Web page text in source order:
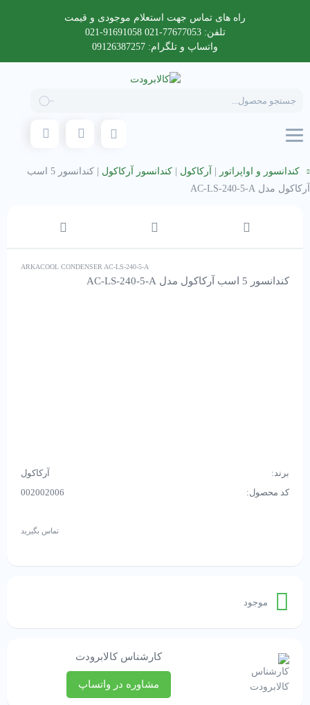
راه های تماس جهت استعلام موجودی و قیمت
تلفن: 77677053-021 91691058-021
واتساپ و تلگرام: 09126387257
search
کندانسور و اواپراتور آرکاکول کندانسور آرکاکول
کندانسور 5 اسب
آرکاکول مدل AC-LS-240-5-A
ARKACOOL CONDENSER AC-LS-240-5-A
کندانسور 5 اسب آرکاکول مدل AC-LS-240-5-A
برند:
آرکاکول
کد محصول:
002002006
تماس بگیرید
موجود
کارشناس کالابرودت
مشاوره در واتساپ